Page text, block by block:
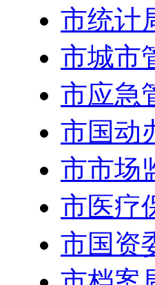
市统计
市城市
市应急
市国动
市市场
市医疗
市国资